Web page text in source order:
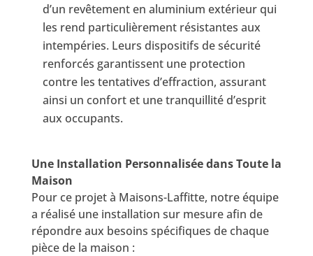
d’un revêtement en aluminium extérieur qui
les rend particulièrement résistantes aux
intempéries. Leurs dispositifs de sécurité
renforcés garantissent une protection
contre les tentatives d’effraction, assurant
ainsi un confort et une tranquillité d’esprit
aux occupants.
Une Installation Personnalisée dans Toute la
Maison
Pour ce projet à Maisons-Laffitte, notre équipe
a réalisé une installation sur mesure afin de
répondre aux besoins spécifiques de chaque
pièce de la maison :